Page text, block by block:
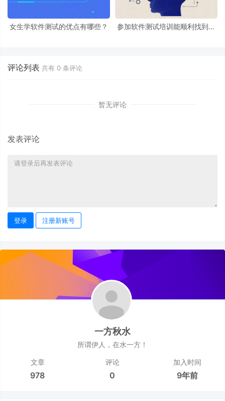
女生学软件测试的优点有哪些？
参加软件测试培训能顺利找到工
评论列表 共有 0 条评论
暂无评论
发表评论
登录 注册新账号
一方秋水
所谓伊人，在水一方！
文章
978
评论
0
加入时间
9年前